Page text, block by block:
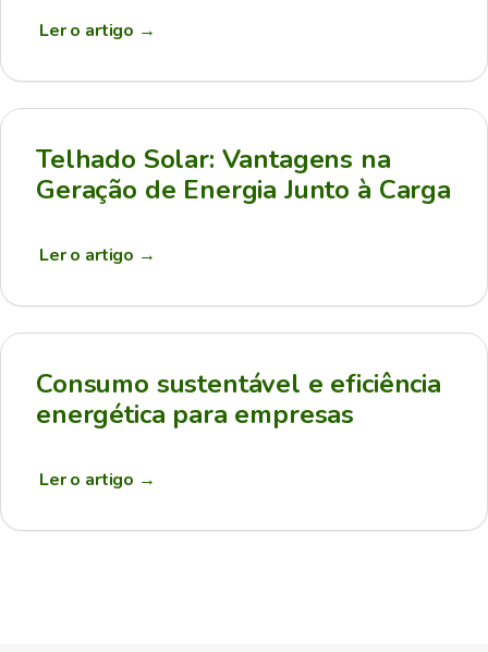
Ler o artigo →
Telhado Solar: Vantagens na
Geração de Energia Junto à Carga
Ler o artigo →
Consumo sustentável e eficiência
energética para empresas
Ler o artigo →